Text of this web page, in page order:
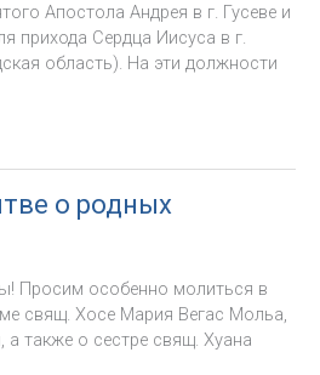
Апостола Андрея в г. Гусеве и
прихода Сердца Иисуса в г.
область). На эти должности
о родных
Просим особенно молиться в
свящ. Хосе Мария Вегас Мольа,
а также о сестре свящ. Хуана